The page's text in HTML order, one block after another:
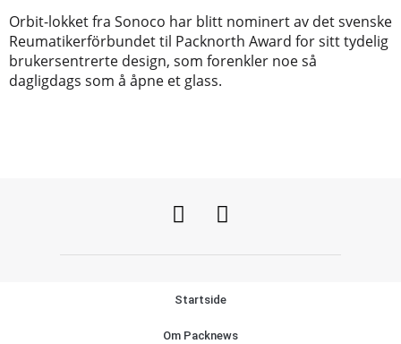
Orbit-lokket fra Sonoco har blitt nominert av det svenske
Reumatikerförbundet til Packnorth Award for sitt tydelig
brukersentrerte design, som forenkler noe så
dagligdags som å åpne et glass.
Startside
Om Packnews